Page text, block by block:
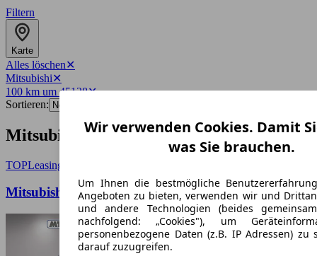
Wir verwenden Cookies. Damit
was Sie brauchen.
Um Ihnen die bestmögliche
Angeboten zu bieten, verwenden wir und
und andere Technologien (beides
nachfolgend: „Cookies"), um
personenbezogene Daten (z.B. IP Adressen) zu
darauf zuzugreifen.
Filtern
Karte
Alles löschen✕
Mitsubishi✕
100 km um 45128✕
Sortieren:
Mitsubishi-Angebote in Essen
TOPLeasing
Mitsubishi Outlander (GN0W)